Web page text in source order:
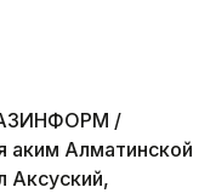
/
аким Алматинской
Аксуский,